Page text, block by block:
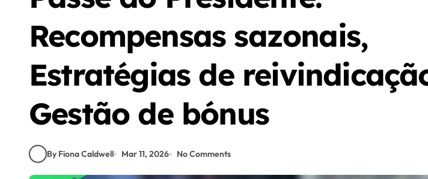
Recompensas sazonais,
Estratégias de
Gestão de bónus
By Fiona Caldwell Mar 11, 2026 No Comments